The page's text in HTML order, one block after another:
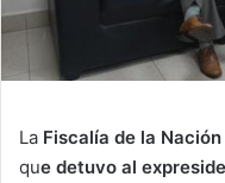
La Fiscalía de la
que detuvo al